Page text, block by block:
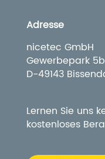
Adresse
nicetec GmbH
Gewerbepark 5b
D-49143
Lernen Sie uns
kostenloses